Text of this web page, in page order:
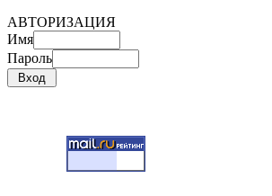
АВТОРИЗАЦИЯ
Имя
Пароль